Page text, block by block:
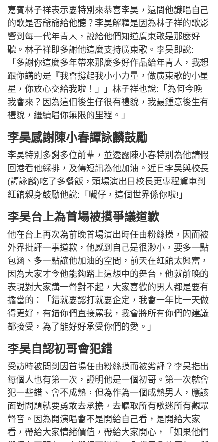
嘉賓林子祥表示要特別來恭喜李昊，還問他識唱自己
的歌是否爺爺給他聽？李昊解釋是因為林子祥的歌影
響到每一代年青人，說給他們知道廣東歌是那麼好
聽。林子祥即多謝他這麼支持廣東歌。李昊即說:
「多謝你這麼多年帶來那麼多好作品給年青人，我想
跟你講的是『我會撐起我小小力量，做廣東歌的小星
星，你放心交給我啦！』」林子祥也說:「為何今晚
我會來？因為這個後生仔很有禮貌，我最鍾意後生有
禮貌，繼續唱你無限的里程。」
李昊感謝陳小春譚詠麟鼓勵
李昊特別多謝多位前輩，並透露陳小春特別為他請假
回港看他綵排，及傳短訊為他加油。近日李昊與校長
(譚詠麟)吃了多餐飯，頭場演出日校長更專程駕車到
紅館親身鼓勵他說:「𡃁仔，這個世界係你啦!」
李昊台上為首場被摸爭議道歉
他在台上再次為前晚首場演出時任由粉絲摸，因而被
外界批評一事道歉，他感到自己是很渺小，要多一點
包涵、多一點讓他加油的空間，前天在紅館太興奮，
因為大家才令他能夠踏上這想中的舞台，他就前晚的
表現對大家講一聲對不起，大家喜歡的男人都是要有
擔當的：「錯就要認打就要企定，我會一年比一天做
得更好，有錯你們直接罵我，我會將所有你們的建議
都接受，為了能好好承受你們的愛。」
李昊自認初哥會犯錯
受訪時被問到因首場任由粉絲摸而被劣評？李昊指出
每個人也有第一次，證明他是一個初哥。第一次就會
犯一些錯、會不成熟，但為作為一個成熟男人，應該
面對問題就要勇敢去承擔，去聽取所有歌迷所有觀眾
聲音。因為開演唱會不是開給自己看，是開給大家
看，帶給大家情緒價值，帶給大家開心，「如果他們